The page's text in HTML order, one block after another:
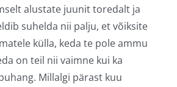
alustate juunit toredalt ja
suhelda nii palju, et võiksite
külla, keda te pole ammu
on teil nii vaimne kui ka
Millalgi pärast kuu